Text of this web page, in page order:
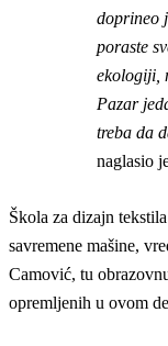
doprineo
poraste
ekologiji,
Pazar
treba da
naglasio
Škola za dizajn
savremene mašine,
Camović, tu
opremljenih u ovom